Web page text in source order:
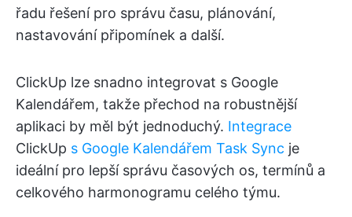
řadu řešení pro správu času, plánování,
nastavování připomínek a další.
ClickUp lze snadno integrovat s Google
Kalendářem, takže přechod na robustnější
aplikaci by měl být jednoduchý. Integrace
ClickUp s Google Kalendářem Task Sync je
ideální pro lepší správu časových os, termínů a
celkového harmonogramu celého týmu.